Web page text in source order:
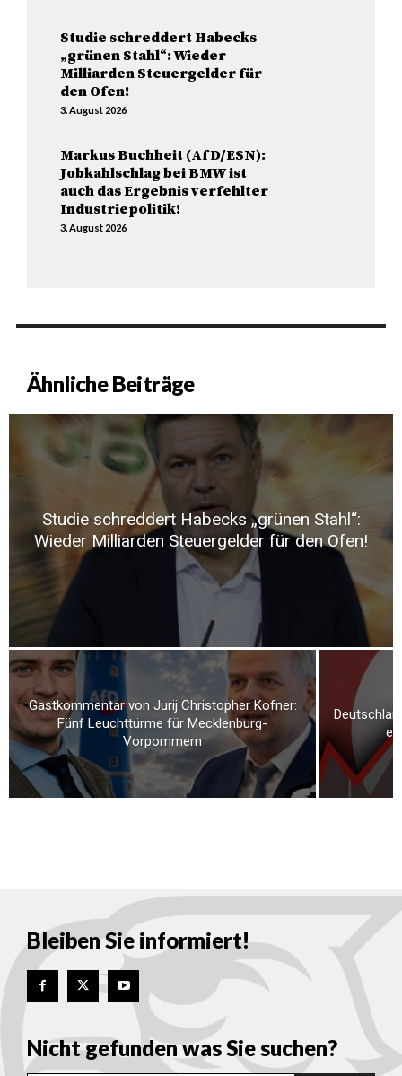
Studie schreddert Habecks
„grünen Stahl“: Wieder
Milliarden Steuergelder für
den Ofen!
3. August 2026
Markus Buchheit (AfD/ESN):
Jobkahlschlag bei BMW ist
auch das Ergebnis verfehlter
Industriepolitik!
3. August 2026
Ähnliche Beiträge
Studie schreddert Habecks „grünen Stahl“:
Wieder Milliarden Steuergelder für den Ofen!
Gastkommentar von Jurij Christopher Kofner:
Fünf Leuchttürme für Mecklenburg-
Vorpommern
Bleiben Sie informiert!
Nicht gefunden was Sie suchen?